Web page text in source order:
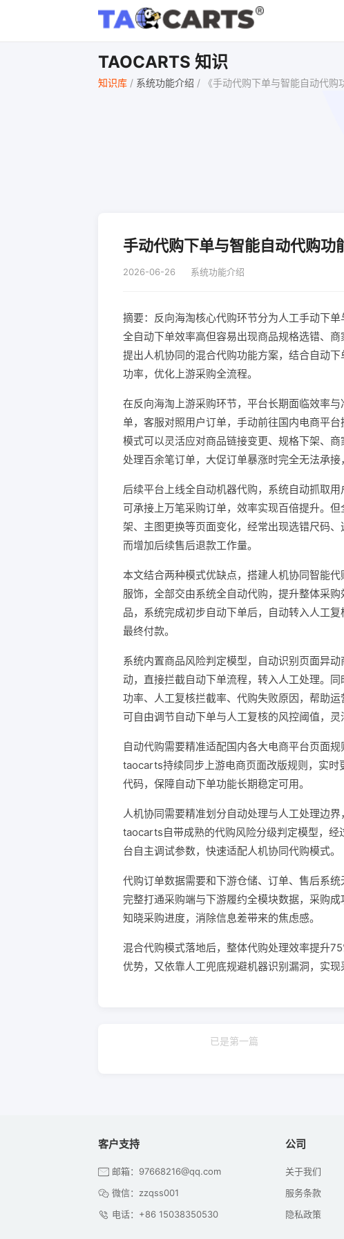
TAOCARTS 知识
知识库 / 系统功能介绍 / 《手动代购下单与智能自动代购
手动代购下单与智能自动代购功
2026-06-26 系统功能介绍
摘要：反向海淘核心代购环节分为人工手动下
全自动下单效率高但容易出现商品规格选错、
提出人机协同的混合代购功能方案，结合自动
功率，优化上游采购全流程。
在反向海淘上游采购环节，平台长期面临效率
单，客服对照用户订单，手动前往国内电商平
模式可以灵活应对商品链接变更、规格下架、
处理百余笔订单，大促订单暴涨时完全无法承接
后续平台上线全自动机器代购，系统自动抓取
可承接上万笔采购订单，效率实现百倍提升。
架、主图更换等页面变化，经常出现选错尺码
而增加后续售后退款工作量。
本文结合两种模式优缺点，搭建人机协同智能
服饰，全部交由系统全自动代购，提升整体采
品，系统完成初步自动下单后，自动转入人工
最终付款。
系统内置商品风险判定模型，自动识别页面异
动，直接拦截自动下单流程，转入人工处理。
功率、人工复核拦截率、代购失败原因，帮助
可自由调节自动下单与人工复核的风控阈值，灵
自动代购需要精准适配国内各大电商平台页面
taocarts持续同步上游电商页面改版规则，实
代码，保障自动下单功能长期稳定可用。
人机协同需要精准划分自动处理与人工处理边
taocarts自带成熟的代购风险分级判定模型，
台自主调试参数，快速适配人机协同代购模式。
代购订单数据需要和下游仓储、订单、售后系
完整打通采购端与下游履约全模块数据，采购
知晓采购进度，消除信息差带来的焦虑感。
混合代购模式落地后，整体代购处理效率提升
优势，又依靠人工兜底规避机器识别漏洞，实现
已是第一篇
客户支持
邮箱：97668216@qq.com
微信：zzqss001
电话：+86 15038350530
公司
关于我们
服务条款
隐私政策